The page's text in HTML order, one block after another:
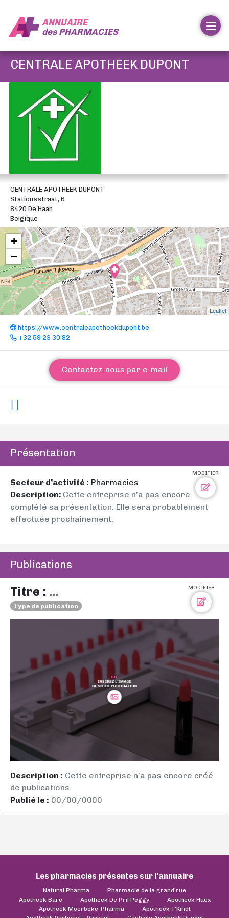
ANNUAIRE
desPHARMACIES
CENTRALE APOTHEEK DUPONT
CENTRALE APOTHEEK DUPONT
Stationsstraat, 6
8420 De Haan
Belgique
+
−
Leaflet
https://www.centraleapotheekdupont.be
+32 59 23 30 82
Contactez-nous par e-mail
Présentation
MODIFIER
Secteur d’activité : Pharmacies
Description: Cette entreprise n’a pas encore
complété sa présentation. Elle sera probablement
effectuée prochainement.
Publications
MODIFIER
Titre : ...
Type de publication
Description : Cette entreprise n’a pas encore créé
de publications.
Publié le : 00/00/0000
Les pharmacies présentes sur l’annuaire
Natural Pharma
Pharmacie de la grand'rue
Apotheek Bare
Apotheek De Pril Peggy
Apotheek Haex
Apotheek Moerbeke-Pharma
Apotheek T'Kindt